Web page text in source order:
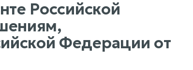
Российской
Федерации от